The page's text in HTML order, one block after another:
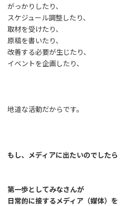
がっかりしたり、
スケジュール調整したり、
取材を受けたり、
原稿を書いたり、
改善する必要が生じたり、
イベントを企画したり、
地道な活動だからです。
もし、メディアに出たいのでしたら
第一歩としてみなさんが
日常的に接するメディア（媒体）を